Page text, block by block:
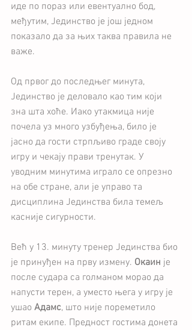
иде по пораз или евентуално бод,
међутим, Јединство је још једном
показало да за њих таква правила не
важе.
Од првог до последњег минута,
Јединство је деловало као тим који
зна шта хоће. Иако утакмица није
почела уз много узбуђења, било је
јасно да гости стрпљиво граде своју
игру и чекају прави тренутак. У
уводним минутима играло се опрезно
на обе стране, али је управо та
дисциплина Јединства била темељ
касније сигурности.
Већ у 13. минуту тренер Јединства био
је принуђен на прву измену. Окаин је
после судара са голманом морао да
напусти терен, а уместо њега у игру је
ушао Адамс, што није пореметило
ритам екипе. Предност гостима донета